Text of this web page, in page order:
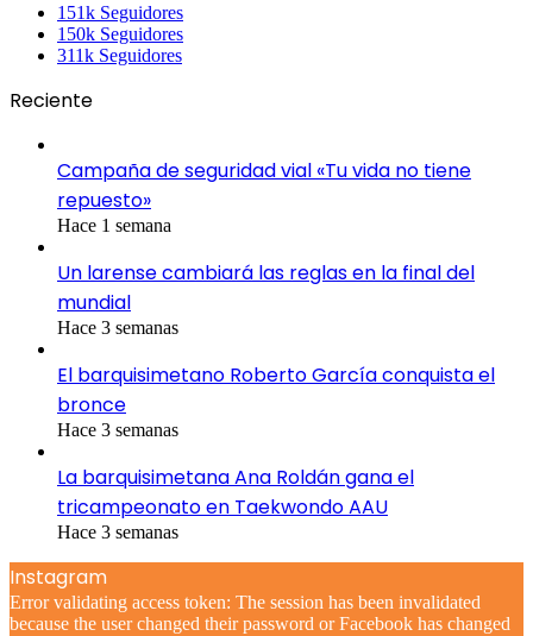
151k Seguidores
150k Seguidores
311k Seguidores
Reciente
Campaña de seguridad vial «Tu vida no tiene
repuesto»
Hace 1 semana
Un larense cambiará las reglas en la final del
mundial
Hace 3 semanas
El barquisimetano Roberto García conquista el
bronce
Hace 3 semanas
La barquisimetana Ana Roldán gana el
tricampeonato en Taekwondo AAU
Hace 3 semanas
Instagram
Error validating access token: The session has been invalidated
because the user changed their password or Facebook has changed